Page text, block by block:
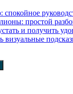
спокойное
простой
и получить
визуальные